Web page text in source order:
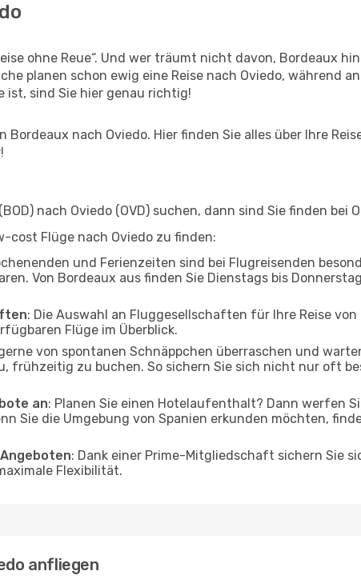
ohne Reue“. Und wer träumt nicht davon, Bordeaux
planen schon ewig eine Reise nach Oviedo, während
ist, sind Sie hier genau richtig!
nach Oviedo. Hier finden Sie alles über Ihre
nach Oviedo (OVD) suchen, dann sind Sie finden bei
cost Flüge nach Oviedo zu finden:
und Ferienzeiten sind bei Flugreisenden
Von Bordeaux aus finden Sie Dienstags bis
: Die Auswahl an Fluggesellschaften für Ihre Reise
Flüge im Überblick.
von spontanen Schnäppchen überraschen und
frühzeitig zu buchen. So sichern Sie sich nicht nur oft
an: Planen Sie einen Hotelaufenthalt? Dann werfen
Sie die Umgebung von Spanien erkunden möchten,
: Dank einer Prime-Mitgliedschaft sichern Sie
Flexibilität.
anfliegen